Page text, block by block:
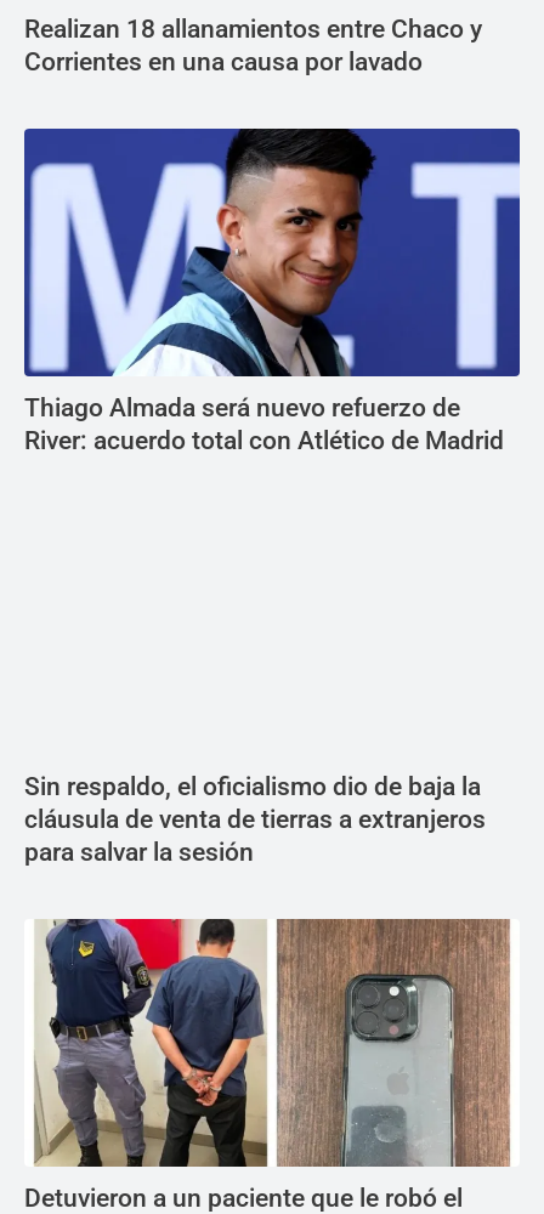
Realizan 18 allanamientos entre Chaco y
Corrientes en una causa por lavado
Thiago Almada será nuevo refuerzo de
River: acuerdo total con Atlético de Madrid
Sin respaldo, el oficialismo dio de baja la
cláusula de venta de tierras a extranjeros
para salvar la sesión
Detuvieron a un paciente que le robó el